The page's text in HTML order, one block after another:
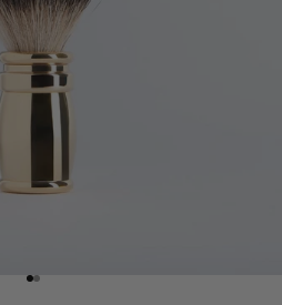
Aller à l'élément 1
Aller à l'élément 3